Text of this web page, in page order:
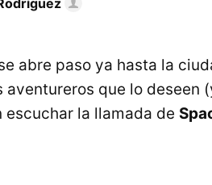
abre paso ya hasta la
aventureros que lo deseen
la llamada de